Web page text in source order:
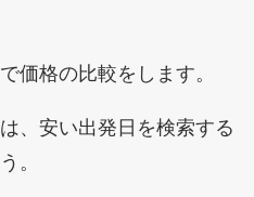
価格の比較をします。
、安い出発日を検索する
。